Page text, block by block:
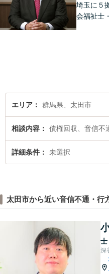
埼玉に５
会福祉士
エリア 群馬県、太田市
相談内容 債権回収、音信不
詳細条件 未選択
太田市から近い音信不通・行
士
深